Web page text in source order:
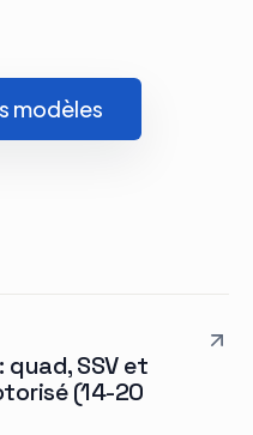
modèles
SSV et
(14-20